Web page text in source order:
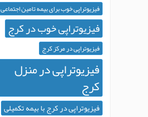
فیزیوتراپی خوب برای بیمه تامین اجتماعی
فیزیوتراپی خوب در کرج
فیزیوتراپی در مرکز کرج
فیزیوتراپی در منزل
کرج
فیزیوتراپی در کرج با بیمه تکمیلی